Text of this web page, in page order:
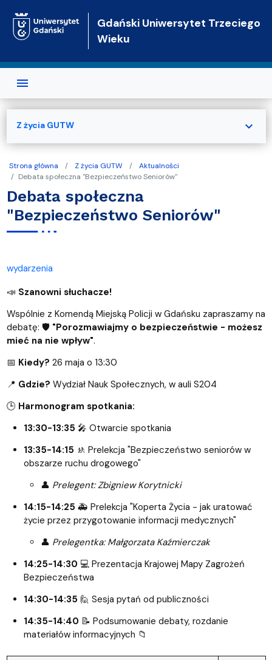
Gdański Uniwersytet Trzeciego
Wieku
Strona główna Z życia GUTW
Aktualności
Debata społeczna "Bezpieczeństwo Seniorów"
Debata społeczna
"Bezpieczeństwo Seniorów"
wydarzenia
📣 Szanowni słuchacze!
Wspólnie z Komendą Miejską Policji w Gdańsku zapraszamy na
debatę: 🛡️ "Porozmawiajmy o bezpieczeństwie - możesz
mieć na nie wpływ".
📅 Kiedy? 26 maja o 13:30
📍 Gdzie? Wydział Nauk Społecznych, w auli S204
🕒 Harmonogram spotkania:
13:30-13:35 🎤 Otwarcie spotkania
13:35-14:15 🚸 Prelekcja "Bezpieczeństwo seniorów w
obszarze ruchu drogowego"
👤 Prelegent: Zbigniew Korytnicki
14:15-14:25 🚑 Prelekcja "Koperta Życia - jak uratować
życie przez przygotowanie informacji medycznych"
👤 Prelegentka: Małgorzata Kaźmierczak
14:25-14:30 💻 Prezentacja Krajowej Mapy Zagrożeń
Bezpieczeństwa
14:30-14:35 🙋 Sesja pytań od publiczności
14:35-14:40 📝 Podsumowanie debaty, rozdanie
materiałów informacyjnych 📁
Z życia GUTW expand_more